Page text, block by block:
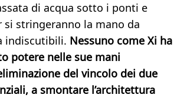
di acqua sotto i ponti e
si stringeranno la mano da
indiscutibili. Nessuno come Xi ha
potere nelle sue mani
del vincolo dei due
a smontare l’architettura